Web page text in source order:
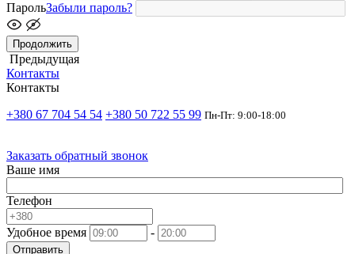
ПарольЗабыли пароль?
Продолжить
Предыдущая
Контакты
Контакты
+380 67 704 54 54 +380 50 722 55 99 Пн-Пт: 9:00-18:00
Заказать обратный звонок
Ваше имя
Телефон
Удобное время -
Отправить